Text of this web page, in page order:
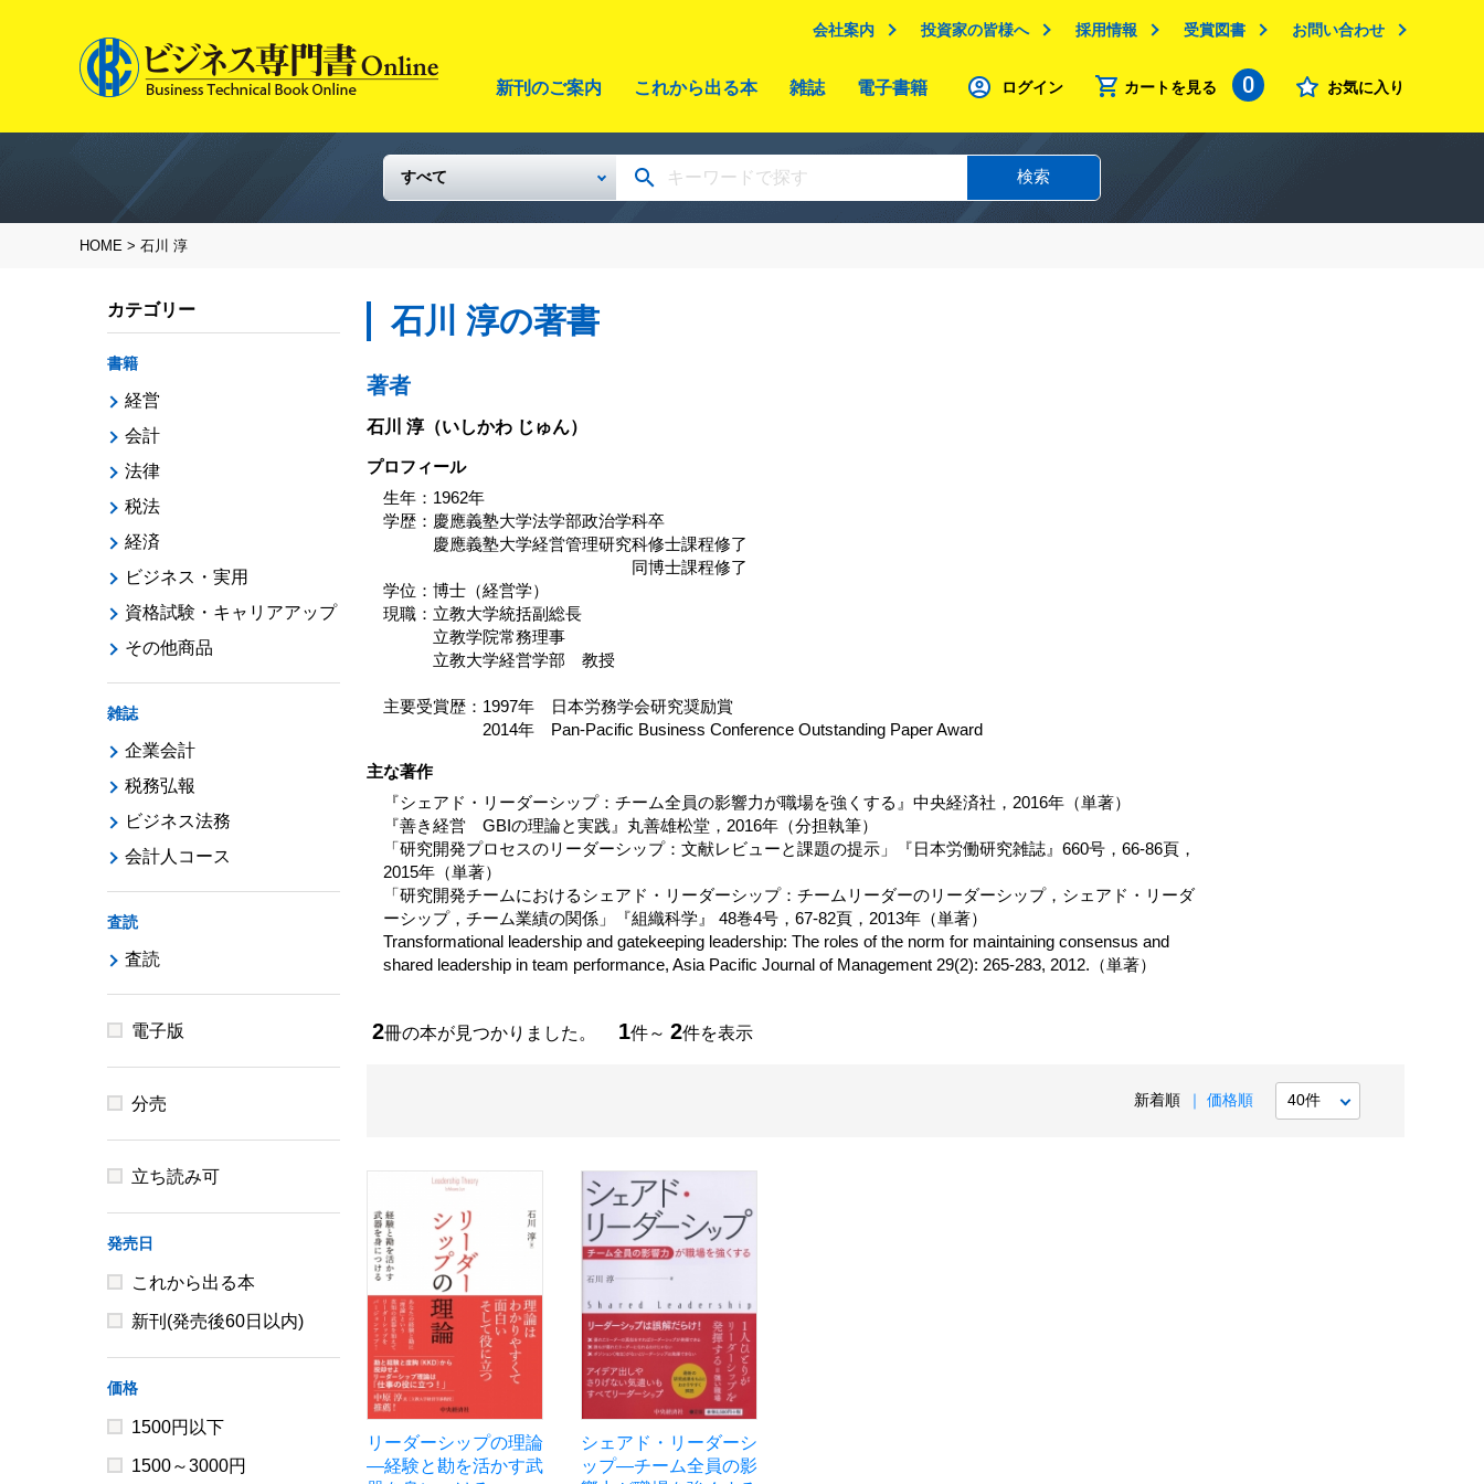
会社案内 投資家の皆様へ 採用情報 受賞図書 お問い合わせ
新刊のご案内 これから出る本 雑誌 電子書籍 ログイン カートを見る 0 お気に入り
検索
HOME > 石川 淳
石川 淳の著書
著者
石川 淳（いしかわ じゅん）
プロフィール
生年：1962年
学歴：慶應義塾大学法学部政治学科卒
慶應義塾大学経営管理研究科修士課程修了
同博士課程修了
学位：博士（経営学）
現職：立教大学統括副総長
立教学院常務理事
立教大学経営学部 教授
主要受賞歴：1997年 日本労務学会研究奨励賞
2014年 Pan-Pacific Business Conference Outstanding Paper Award
主な著作
『シェアド・リーダーシップ：チーム全員の影響力が職場を強くする』中央経済社，2016年（単著）
『善き経営 GBIの理論と実践』丸善雄松堂，2016年（分担執筆）
「研究開発プロセスのリーダーシップ：文献レビューと課題の提示」『日本労働研究雑誌』660号，66-86頁，
2015年（単著）
「研究開発チームにおけるシェアド・リーダーシップ：チームリーダーのリーダーシップ，シェアド・リーダ
ーシップ，チーム業績の関係」『組織科学』 48巻4号，67-82頁，2013年（単著）
Transformational leadership and gatekeeping leadership: The roles of the norm for maintaining consensus and
shared leadership in team performance, Asia Pacific Journal of Management 29(2): 265-283, 2012.（単著）
2冊の本が見つかりました。 1件～ 2件を表示
新着順 価格順
リーダーシップの理論
―経験と勘を活かす武
シェアド・リーダーシ
ップ―チーム全員の影
カテゴリー
書籍
経営
会計
法律
税法
経済
ビジネス・実用
資格試験・キャリアアップ
その他商品
雑誌
企業会計
税務弘報
ビジネス法務
会計人コース
査読
査読
電子版
分売
立ち読み可
発売日
これから出る本
新刊(発売後60日以内)
価格
1500円以下
1500～3000円